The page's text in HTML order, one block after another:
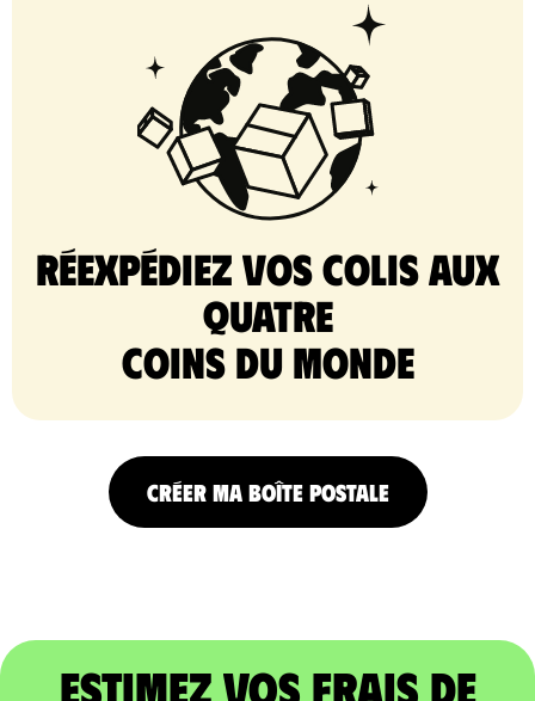
Réexpédiez vos colis aux
quatre
coins du monde
CRÉER MA BOÎTE POSTALE
Estimez vos frais de